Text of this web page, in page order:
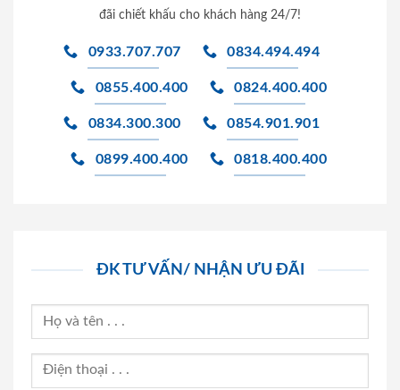
đãi chiết khấu cho khách hàng 24/7!
0933.707.707 0834.494.494
0855.400.400 0824.400.400
0834.300.300 0854.901.901
0899.400.400 0818.400.400
ĐK TƯ VẤN/ NHẬN ƯU ĐÃI